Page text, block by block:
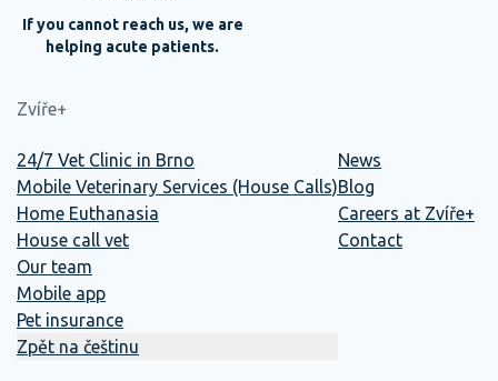
If you cannot reach us, we are
helping acute patients.
Zvíře+
24/7 Vet Clinic in Brno
Mobile Veterinary Services (House Calls)
Home Euthanasia
House call vet
Our team
Mobile app
Pet insurance
Zpět na češtinu
News
Blog
Careers at Zvíře+
Contact